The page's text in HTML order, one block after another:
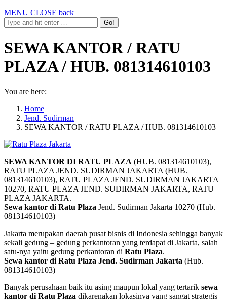
MENU CLOSE back
SEWA KANTOR / RATU
PLAZA / HUB. 081314610103
You are here:
Home
Jend. Sudirman
SEWA KANTOR / RATU PLAZA / HUB. 081314610103
SEWA KANTOR DI RATU PLAZA (HUB. 081314610103),
RATU PLAZA JEND. SUDIRMAN JAKARTA (HUB.
081314610103), RATU PLAZA JEND. SUDIRMAN JAKARTA
10270, RATU PLAZA JEND. SUDIRMAN JAKARTA, RATU
PLAZA JAKARTA.
Sewa kantor di Ratu Plaza Jend. Sudirman Jakarta 10270 (Hub.
081314610103)
Jakarta merupakan daerah pusat bisnis di Indonesia sehingga banyak
sekali gedung – gedung perkantoran yang terdapat di Jakarta, salah
satu-nya yaitu gedung perkantoran di Ratu Plaza.
Sewa kantor di Ratu Plaza Jend. Sudirman Jakarta (Hub.
081314610103)
Banyak perusahaan baik itu asing maupun lokal yang tertarik sewa
kantor di Ratu Plaza dikarenakan lokasinya yang sangat strategis